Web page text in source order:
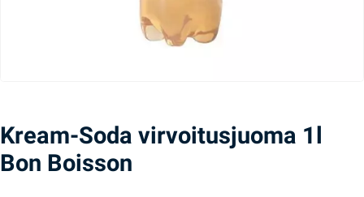
Kream-Soda virvoitusjuoma 1l
Bon Boisson